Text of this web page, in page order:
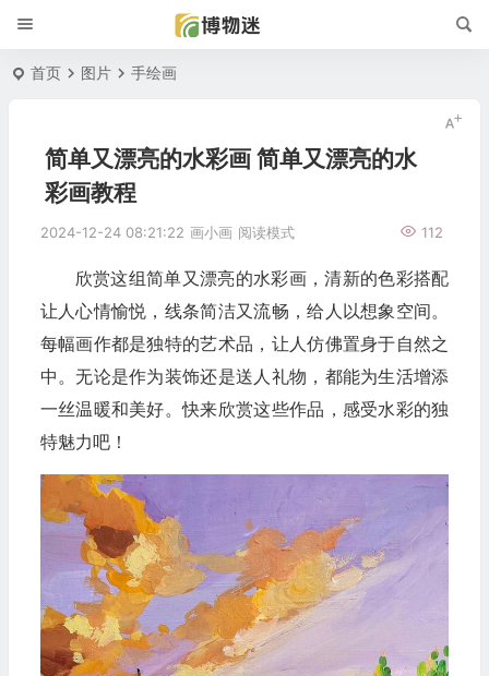
首页 图片 手绘画
简单又漂亮的水彩画 简单又漂亮的水
彩画教程
2024-12-24 08:21:22 画小画 112
阅读模式
欣赏这组简单又漂亮的水彩画，清新的色彩搭配
让人心情愉悦，线条简洁又流畅，给人以想象空间。
每幅画作都是独特的艺术品，让人仿佛置身于自然之
中。无论是作为装饰还是送人礼物，都能为生活增添
一丝温暖和美好。快来欣赏这些作品，感受水彩的独
特魅力吧！